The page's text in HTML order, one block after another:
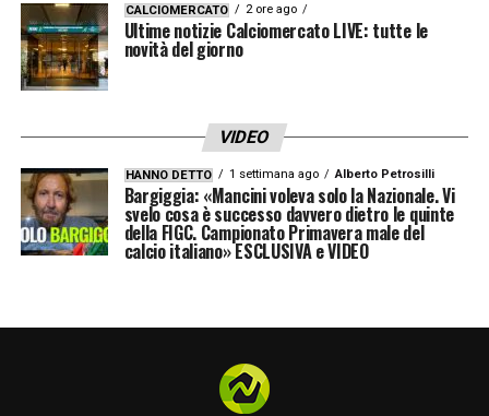
CALCIOMERCATO 2 ore ago
Ultime notizie Calciomercato LIVE: tutte le
novità del giorno
VIDEO
HANNO DETTO 1 settimana ago Alberto Petrosilli
Bargiggia: «Mancini voleva solo la Nazionale. Vi
svelo cosa è successo davvero dietro le quinte
della FIGC. Campionato Primavera male del
calcio italiano» ESCLUSIVA e VIDEO